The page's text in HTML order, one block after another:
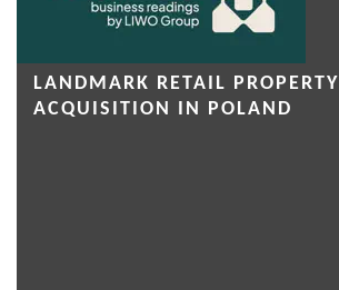
LANDMARK RETAIL PROPERTY
ACQUISITION IN POLAND